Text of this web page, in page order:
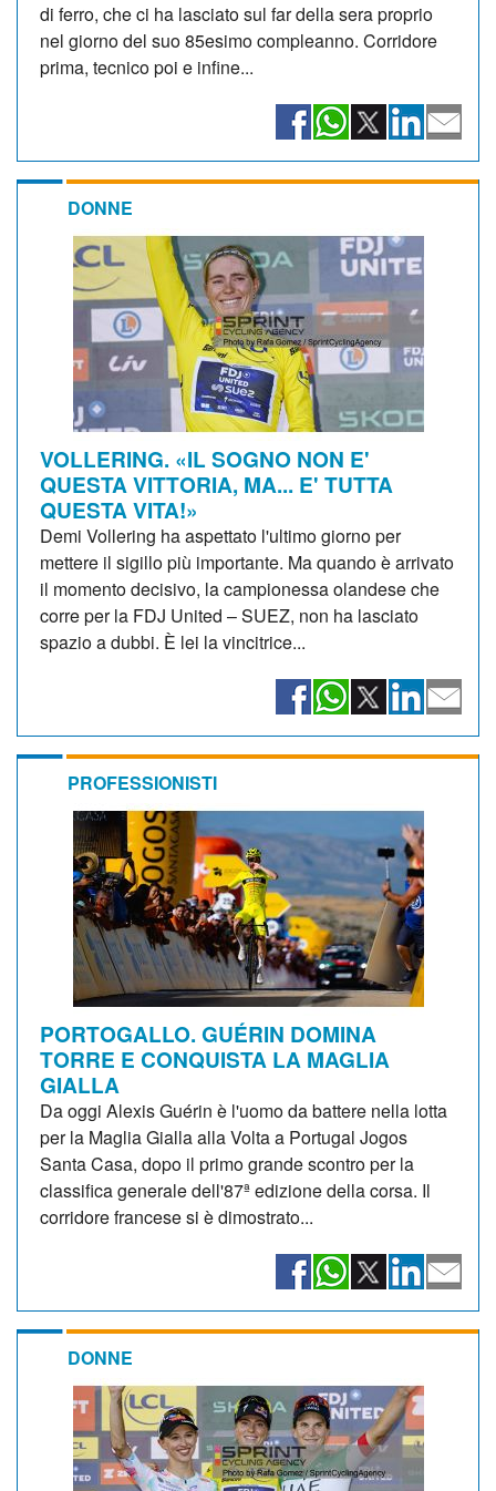
di ferro, che ci ha lasciato sul far della sera proprio
nel giorno del suo 85esimo compleanno. Corridore
prima, tecnico poi e infine...
DONNE
VOLLERING. «IL SOGNO NON E'
QUESTA VITTORIA, MA... E' TUTTA
QUESTA VITA!»
Demi Vollering ha aspettato l'ultimo giorno per
mettere il sigillo più importante. Ma quando è arrivato
il momento decisivo, la campionessa olandese che
corre per la FDJ United – SUEZ, non ha lasciato
spazio a dubbi. È lei la vincitrice...
PROFESSIONISTI
PORTOGALLO. GUÉRIN DOMINA
TORRE E CONQUISTA LA MAGLIA
GIALLA
Da oggi Alexis Guérin è l'uomo da battere nella lotta
per la Maglia Gialla alla Volta a Portugal Jogos
Santa Casa, dopo il primo grande scontro per la
classifica generale dell'87ª edizione della corsa. Il
corridore francese si è dimostrato...
DONNE